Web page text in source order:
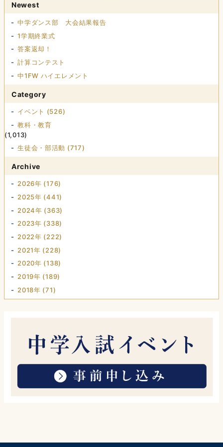
Newest
中学ダンス部 大会結果報告
1学期終業式
答案返却！
計算コンテスト
中1FW ハイエレメント
Category
イベント (526)
教科・教育
(1,013)
生徒会・部活動 (717)
Archive
2026年 (176)
2025年 (441)
2024年 (363)
2023年 (338)
2022年 (222)
2021年 (228)
2020年 (138)
2019年 (189)
2018年 (71)